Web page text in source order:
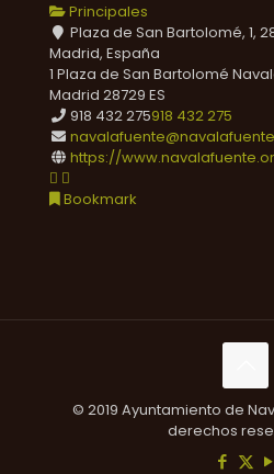
Principales
Plaza de San Bartolomé, 1,
Madrid, España
1 Plaza de San Bartolomé
Madrid 28729 ES
918 432 275918 432 275
https://
Bookmark
© 2019 Ayuntamiento de
derechos